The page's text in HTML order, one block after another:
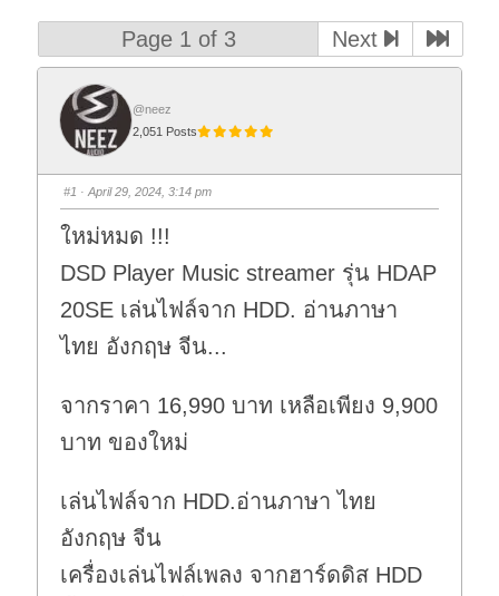
Page 1 of 3 Next
@neez
2,051 Posts
#1 · April 29, 2024, 3:14 pm
ใหม่หมด !!!
DSD Player Music streamer รุ่น HDAP
20SE เล่นไฟล์จาก HDD. อ่านภาษา
ไทย อังกฤษ จีน...
จากราคา 16,990 บาท เหลือเพียง 9,900
บาท ของใหม่
เล่นไฟล์จาก HDD.อ่านภาษา ไทย
อังกฤษ จีน
เครื่องเล่นไฟล์เพลง จากฮาร์ดดิส HDD